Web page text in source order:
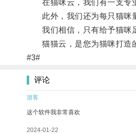
在猫咪云，我们有一支专业
此外，我们还为每只猫咪量
我们相信，只有给予猫咪足
猫猫云，是您为猫咪打造
#3#
评论
游客
这个软件我非常喜欢
2024-01-22